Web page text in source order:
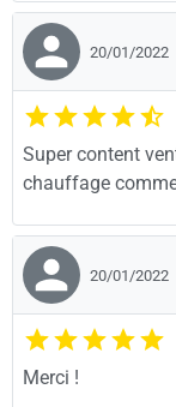
20/01/2022
Super content
chauffage
20/01/2022
Merci !